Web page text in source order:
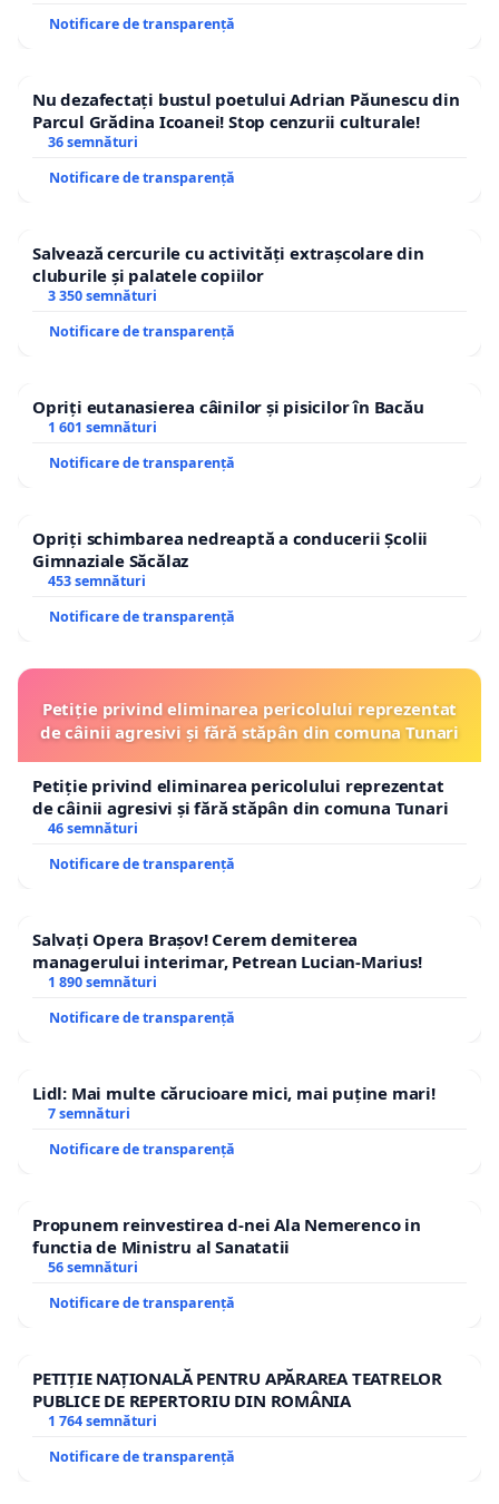
Notificare de transparență
Nu dezafectați bustul poetului Adrian Păunescu din
Parcul Grădina Icoanei! Stop cenzurii culturale!
36 semnături
Notificare de transparență
Salvează cercurile cu activități extrașcolare din
cluburile și palatele copiilor
3 350 semnături
Notificare de transparență
Opriți eutanasierea câinilor și pisicilor în Bacău
1 601 semnături
Notificare de transparență
Opriți schimbarea nedreaptă a conducerii Școlii
Gimnaziale Săcălaz
453 semnături
Notificare de transparență
Petiție privind eliminarea pericolului reprezentat
de câinii agresivi și fără stăpân din comuna Tunari
Petiție privind eliminarea pericolului reprezentat
de câinii agresivi și fără stăpân din comuna Tunari
46 semnături
Notificare de transparență
Salvați Opera Brașov! Cerem demiterea
managerului interimar, Petrean Lucian-Marius!
1 890 semnături
Notificare de transparență
Lidl: Mai multe cărucioare mici, mai puține mari!
7 semnături
Notificare de transparență
Propunem reinvestirea d-nei Ala Nemerenco in
functia de Ministru al Sanatatii
56 semnături
Notificare de transparență
PETIȚIE NAȚIONALĂ PENTRU APĂRAREA TEATRELOR
PUBLICE DE REPERTORIU DIN ROMÂNIA
1 764 semnături
Notificare de transparență